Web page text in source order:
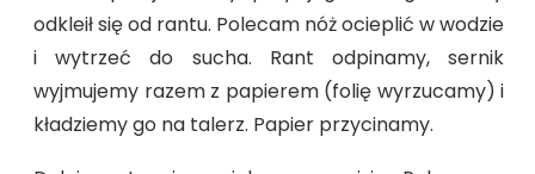
odkleił się od rantu. Polecam nóż ocieplić w wodzie
i wytrzeć do sucha. Rant odpinamy, sernik
wyjmujemy razem z papierem (folię wyrzucamy) i
kładziemy go na talerz. Papier przycinamy.